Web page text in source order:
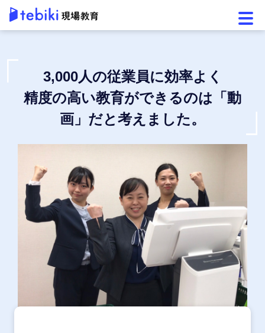
3,000人の従業員に効率よく
精度の高い教育ができるのは「動
画」だと考えました。